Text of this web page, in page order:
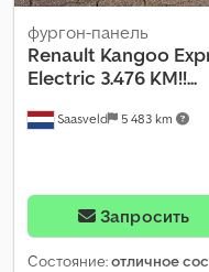
Saasveld 5 483 km
фургон-панель
Renault Kangoo
Electric 3.476 KM!!...
Запросить
Состояние:отличное